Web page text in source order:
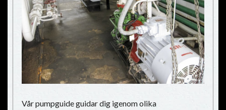
Vår pumpguide guidar dig igenom olika